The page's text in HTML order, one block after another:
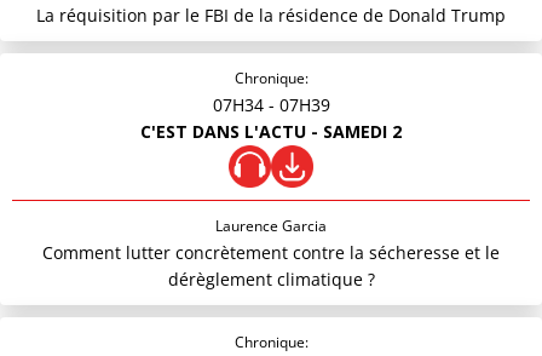
La réquisition par le FBI de la résidence de Donald Trump
Chronique:
07H34 - 07H39
C'EST DANS L'ACTU - SAMEDI 2
Laurence Garcia
Comment lutter concrètement contre la sécheresse et le
dérèglement climatique ?
Chronique: